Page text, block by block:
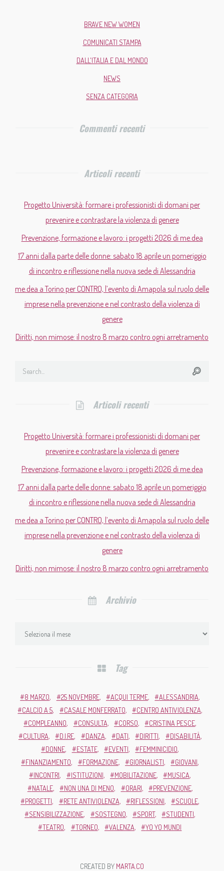
BRAVE NEW WOMEN
COMUNICATI STAMPA
DALL'ITALIA E DAL MONDO
NEWS
SENZA CATEGORIA
Commenti recenti
Articoli recenti
Progetto Università: formare i professionisti di domani per
prevenire e contrastare la violenza di genere
Prevenzione, formazione e lavoro: i progetti 2026 di me.dea
17 anni dalla parte delle donne: sabato 18 aprile un pomeriggio
di incontro e riflessione nella nuova sede di Alessandria
me.dea a Torino per CONTRO, l’evento di Amapola sul ruolo delle
imprese nella prevenzione e nel contrasto della violenza di
genere
Diritti, non mimose: il nostro 8 marzo contro ogni arretramento
Articoli recenti
Progetto Università: formare i professionisti di domani per
prevenire e contrastare la violenza di genere
Prevenzione, formazione e lavoro: i progetti 2026 di me.dea
17 anni dalla parte delle donne: sabato 18 aprile un pomeriggio
di incontro e riflessione nella nuova sede di Alessandria
me.dea a Torino per CONTRO, l’evento di Amapola sul ruolo delle
imprese nella prevenzione e nel contrasto della violenza di
genere
Diritti, non mimose: il nostro 8 marzo contro ogni arretramento
Archivio
Tag
8 MARZO 25 NOVEMBRE ACQUI TERME
ALESSANDRIA
CALCIO A 5
CASALE MONFERRATO
CENTRO ANTIVIOLENZA
COMPLEANNO
CONSULTA CORSO
CRISTINA PESCE
CULTURA
D.I.RE DANZA DATI DIRITTI
DISABILITÀ
DONNE
ESTATE EVENTI
FEMMINICIDIO
FINANZIAMENTO
FORMAZIONE GIORNALISTI
GIOVANI
INCONTRI
ISTITUZIONI MOBILITAZIONE
MUSICA
NATALE
NON UNA DI MENO ORARI
PREVENZIONE
PROGETTI
RETE ANTIVIOLENZA RIFLESSIONI
SCUOLE
SENSIBILIZZAZIONE
SOSTEGNO SPORT
STUDENTI
TEATRO
TORNEO VALENZA YO YO MUNDI
CREATED BY MARTA.CO